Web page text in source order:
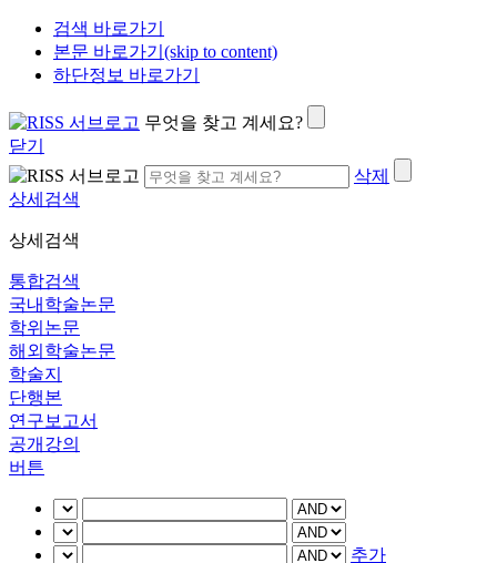
검색 바로가기
본문 바로가기(skip to content)
하단정보 바로가기
무엇을 찾고 계세요?
닫기
삭제
상세검색
상세검색
통합검색
국내학술논문
학위논문
해외학술논문
학술지
단행본
연구보고서
공개강의
버튼
추가